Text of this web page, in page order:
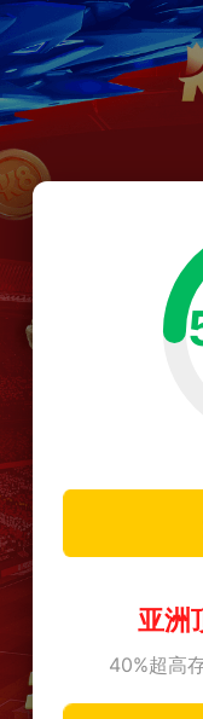
亚洲
40%超高